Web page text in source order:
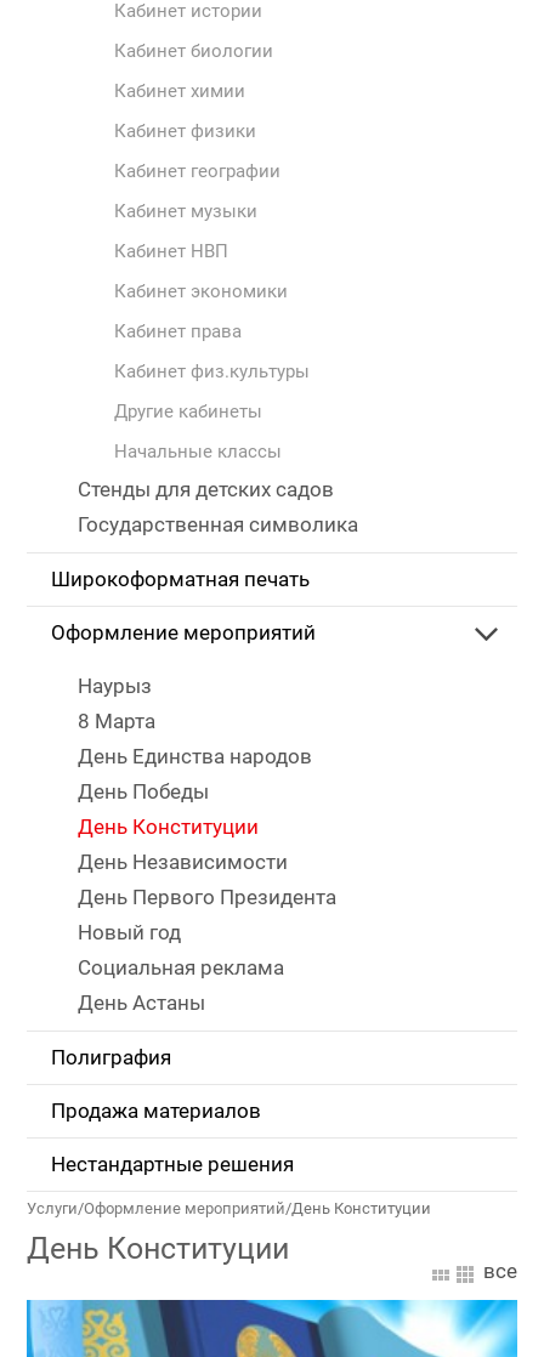
Кабинет истории
Кабинет биологии
Кабинет химии
Кабинет физики
Кабинет географии
Кабинет музыки
Кабинет НВП
Кабинет экономики
Кабинет права
Кабинет физ.культуры
Другие кабинеты
Начальные классы
Стенды для детских садов
Государственная символика
Широкоформатная печать
Оформление мероприятий
Наурыз
8 Марта
День Единства народов
День Победы
День Конституции
День Независимости
День Первого Президента
Новый год
Социальная реклама
День Астаны
Полиграфия
Продажа материалов
Нестандартные решения
Услуги/Оформление мероприятий/День Конституции
День Конституции
все